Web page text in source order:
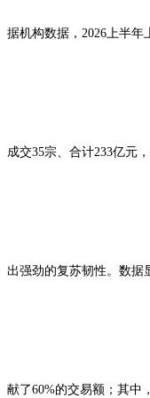
据机构数据，2026上半
成交35宗、合计233亿元
出强劲的复苏韧性。数据
献了60%的交易额；其中